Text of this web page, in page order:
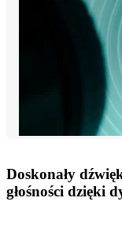
Doskonały
głośności dzięki